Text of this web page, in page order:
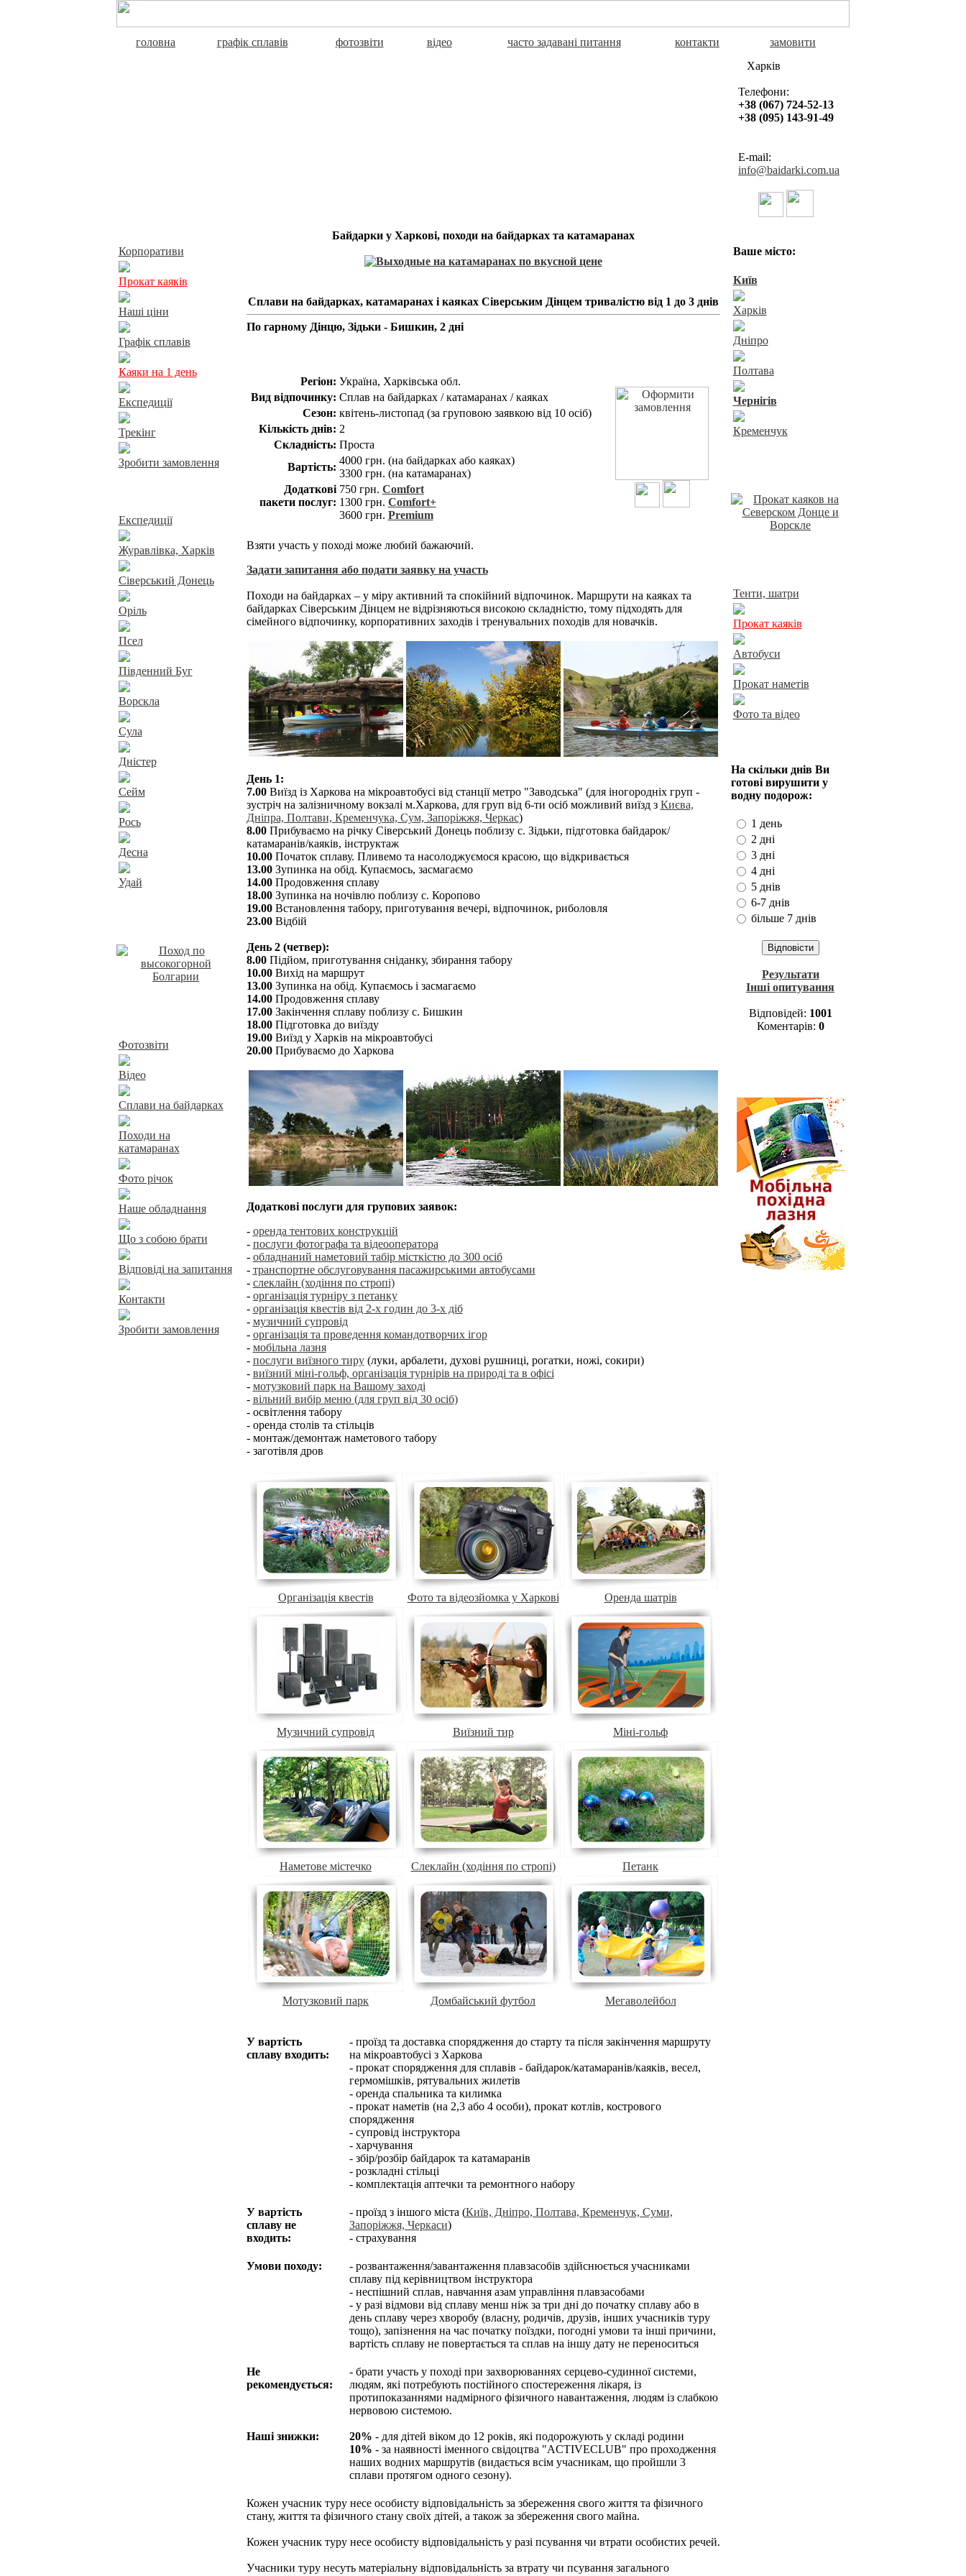
головна графік сплавів фотозвіти відео часто задавані питання контакти
замовити
Харків
Телефони:
+38 (067) 724-52-13
+38 (095) 143-91-49
E-mail:
info@baidarki.com.ua
Корпоративи
Прокат каяків
Наші ціни
Графік сплавів
Каяки на 1 день
Експедиції
Трекінг
Зробити замовлення
Експедиції
Журавлівка, Харків
Сіверський Донець
Оріль
Псел
Південний Буг
Ворскла
Сула
Дністер
Сейм
Рось
Десна
Удай
Фотозвіти
Відео
Сплави на байдарках
Походи на
катамаранах
Фото річок
Наше обладнання
Що з собою брати
Відповіді на запитання
Контакти
Зробити замовлення
Байдарки у Харкові, походи на байдарках та катамаранах
Сплави на байдарках, катамаранах і каяках Сіверським Дінцем тривалістю від 1 до 3 днів
По гарному Дінцю, Зідьки - Бишкин, 2 дні
Регіон: Україна, Харківська обл.
Вид відпочинку: Сплав на байдарках / катамаранах / каяках
Сезон: квітень-листопад (за груповою заявкою від 10 осіб)
Кількість днів: 2
Складність: Проста
Вартість:
4000 грн. (на байдарках або каяках)
3300 грн. (на катамаранах)
Додаткові
пакети послуг:
750 грн. Comfort
1300 грн. Comfort+
3600 грн. Premium
Взяти участь у поході може любий бажаючий.
Задати запитання або подати заявку на участь
Походи на байдарках – у міру активний та спокійний відпочинок. Маршрути на каяках та
байдарках Сіверським Дінцем не відрізняються високою складністю, тому підходять для
сімейного відпочинку, корпоративних заходів і тренувальних походів для новачків.
День 1:
7.00Виїзд із Харкова на мікроавтобусі від станції метро "Заводська" (для іногородніх груп -
зустріч на залізничному вокзалі м.Харкова, для груп від 6-ти осіб можливий виїзд з Києва,
Дніпра, Полтави, Кременчука, Сум, Запоріжжя, Черкас)
8.00Прибуваємо на річку Сіверський Донець поблизу с. Зідьки, підготовка байдарок/
катамаранів/каяків, інструктаж
10.00Початок сплаву. Пливемо та насолоджуємося красою, що відкривається
13.00 Зупинка на обід. Купаємось, засмагаємо
14.00Продовження сплаву
18.00Зупинка на ночівлю поблизу с. Коропово
19.00Встановлення табору, приготування вечері, відпочинок, риболовля
23.00Відбій
День 2 (четвер):
8.00Підйом, приготування сніданку, збирання табору
10.00Вихід на маршрут
13.00Зупинка на обід. Купаємось і засмагаємо
14.00Продовження сплаву
17.00Закінчення сплаву поблизу с. Бишкин
18.00 Підготовка до виїзду
19.00Виїзд у Харків на мікроавтобусі
20.00Прибуваємо до Харкова
Додаткові послуги для групових заявок:
- оренда тентових конструкцій
- послуги фотографа та відеооператора
- обладнаний наметовий табір місткістю до 300 осіб
- транспортне обслуговування пасажирськими автобусами
- слеклайн (ходіння по стропі)
- організація турніру з петанку
- організація квестів від 2-х годин до 3-х діб
- музичний супровід
- організація та проведення командотворчих ігор
- мобільна лазня
- послуги виїзного тиру(луки, арбалети, духові рушниці, рогатки, ножі, сокири)
- виїзний міні-гольф, організація турнірів на природі та в офісі
- мотузковий парк на Вашому заході
- вільний вибір меню (для груп від 30 осіб)
- освітлення табору
- оренда столів та стільців
- монтаж/демонтаж наметового табору
- заготівля дров
Організація квестів Фото та відеозйомка у Харкові Оренда шатрів
Музичний супровід Виїзний тир Міні-гольф
Наметове містечко Слеклайн (ходіння по стропі) Петанк
Мотузковий парк Домбайський футбол Мегаволейбол
У вартість
сплаву входить:
- проїзд та доставка спорядження до старту та після закінчення маршруту
на мікроавтобусі з Харкова
- прокат спорядження для сплавів - байдарок/катамаранів/каяків, весел,
гермомішків, рятувальних жилетів
- оренда спальника та килимка
- прокат наметів (на 2,3 або 4 особи), прокат котлів, кострового
спорядження
- супровід інструктора
- харчування
- збір/розбір байдарок та катамаранів
- розкладні стільці
- комплектація аптечки та ремонтного набору
У вартість
сплаву не
входить:
- проїзд з іншого міста (Київ, Дніпро, Полтава, Кременчук, Суми,
Запоріжжя, Черкаси)
- страхування
Умови походу:
- розвантаження/завантаження плавзасобів здійснюється учасниками
сплаву під керівництвом інструктора
- неспішний сплав, навчання азам управління плавзасобами
- у разі відмови від сплаву менш ніж за три дні до початку сплаву або в
день сплаву через хворобу (власну, родичів, друзів, інших учасників туру
тощо), запізнення на час початку поїздки, погодні умови та інші причини,
вартість сплаву не повертається та сплав на іншу дату не переноситься
Не
рекомендується:
- брати участь у поході при захворюваннях серцево-судинної системи,
людям, які потребують постійного спостереження лікаря, із
протипоказаннями надмірного фізичного навантаження, людям із слабкою
нервовою системою.
Наші знижки: 20% - для дітей віком до 12 років, які подорожують у складі родини
10% - за наявності іменного свідоцтва "ACTIVECLUB" про проходження
наших водних маршрутів (видається всім учасникам, що пройшли 3
сплави протягом одного сезону).
Кожен учасник туру несе особисту відповідальність за збереження свого життя та фізичного
стану, життя та фізичного стану своїх дітей, а також за збереження свого майна.
Кожен учасник туру несе особисту відповідальність у разі псування чи втрати особистих речей.
Учасники туру несуть матеріальну відповідальність за втрату чи псування загального
Ваше місто:
Київ
Харків
Дніпро
Полтава
Чернiгiв
Кременчук
Тенти, шатри
Прокат каяків
Автобуси
Прокат наметів
Фото та відео
На скільки днів Ви
готові вирушити у
водну подорож:
1 день
2 дні
3 дні
4 дні
5 днів
6-7 днів
більше 7 днів
Результати
Інші опитування
Відповідей: 1001
Коментарів: 0